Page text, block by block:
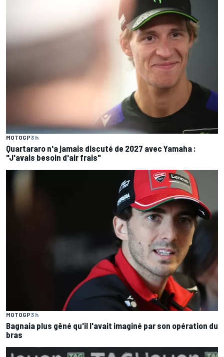
MOTOGP3 h
Quartararo n'a jamais discuté de 2027 avec Yamaha :
"J'avais besoin d'air frais"
MOTOGP3 h
Bagnaia plus gêné qu'il l'avait imaginé par son opération du
bras